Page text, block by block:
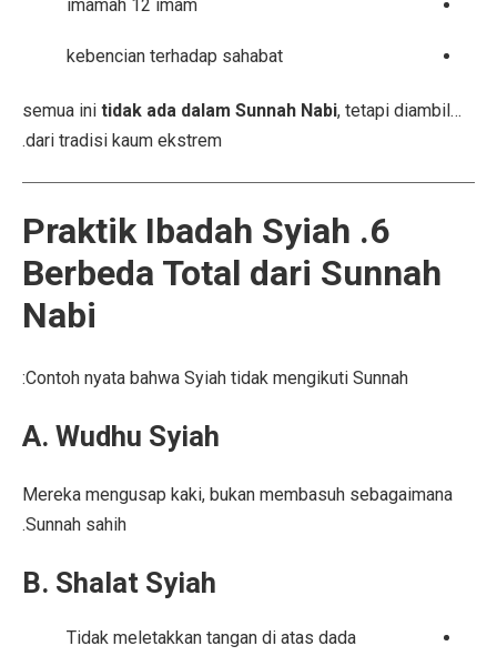
imamah 12 imam
kebencian terhadap sahabat
…semua ini
tidak ada dalam Sunnah Nabi, tetapi diambil
dari tradisi kaum ekstrem.
6. Praktik Ibadah Syiah
Berbeda Total dari Sunnah
Nabi
Contoh nyata bahwa Syiah tidak mengikuti Sunnah:
A. Wudhu Syiah
Mereka mengusap kaki, bukan membasuh sebagaimana
Sunnah sahih.
B. Shalat Syiah
Tidak meletakkan tangan di atas dada